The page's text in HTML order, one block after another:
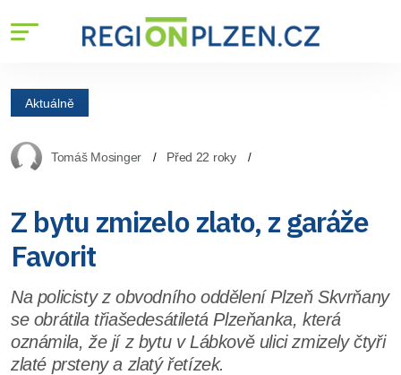
Aktuálně
Tomáš Mosinger Před 22 roky
Z bytu zmizelo zlato, z garáže
Favorit
Na policisty z obvodního oddělení Plzeň Skvrňany
se obrátila třiašedesátiletá Plzeňanka, která
oznámila, že jí z bytu v Lábkově ulici zmizely čtyři
zlaté prsteny a zlatý řetízek.